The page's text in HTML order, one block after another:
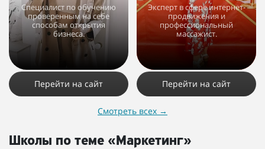
Специалист по обучению
проверенным на себе
способам открытия
бизнеса.
Перейти на сайт
Эксперт в сфере интернет-
продвижения и
профессиональный
массажист.
Перейти на сайт
Смотреть всех →
Школы по теме «Маркетинг»